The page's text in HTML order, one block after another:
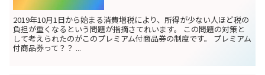
2019年10月1日から始まる消費増税により、所得が少ない人ほど税の
負担が重くなるという問題が指摘さてれいます。 この問題の対策と
して考えられたのがこのプレミアム付商品券の制度です。 プレミアム
付商品券って？？ ...